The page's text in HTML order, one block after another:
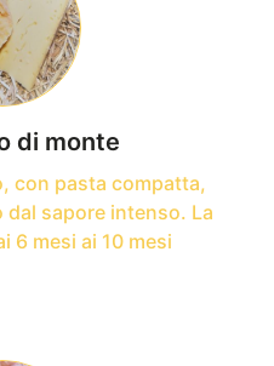
di monte
con pasta compatta,
sapore intenso. La
6 mesi ai 10 mesi